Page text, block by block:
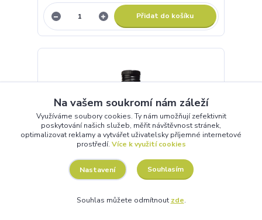
Přidat do košíku
Na vašem soukromí nám záleží
Využíváme soubory cookies. Ty nám umožňují zefektivnit
poskytování našich služeb, měřit návštěvnost stránek,
optimalizovat reklamy a vytvářet uživatelsky příjemné internetové
prostředí. Více k využití cookies
Nastavení Souhlasím
Souhlas můžete odmítnout zde.